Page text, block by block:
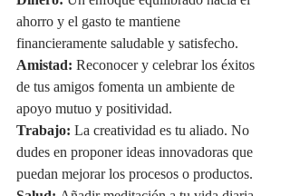
ahorro y el gasto te mantiene
financieramente saludable y satisfecho.
Amistad: Reconocer y celebrar los éxitos
de tus amigos fomenta un ambiente de
apoyo mutuo y positividad.
Trabajo: La creatividad es tu aliado. No
dudes en proponer ideas innovadoras que
puedan mejorar los procesos o productos.